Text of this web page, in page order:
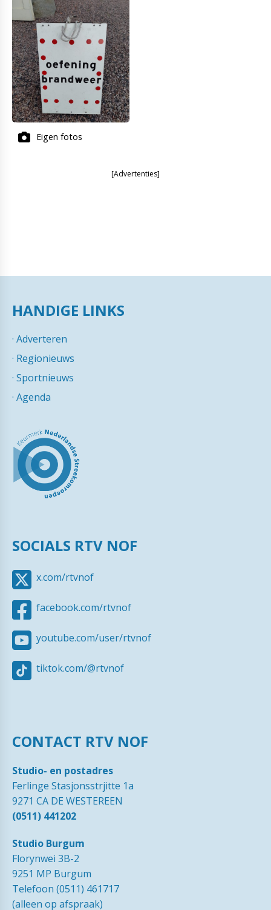
Eigen fotos
[Advertenties]
HANDIGE LINKS
· Adverteren
· Regionieuws
· Sportnieuws
· Agenda
SOCIALS RTV NOF
x.com/rtvnof
facebook.com/rtvnof
youtube.com/user/rtvnof
tiktok.com/@rtvnof
CONTACT RTV NOF
Studio- en postadres
Ferlinge Stasjonsstrjitte 1a
9271 CA DE WESTEREEN
(0511) 441202
Studio Burgum
Florynwei 3B-2
9251 MP Burgum
Telefoon (0511) 461717
(alleen op afspraak)